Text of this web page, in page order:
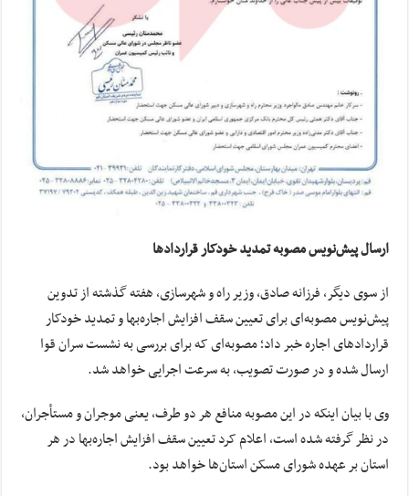
ارسال پیش‌نویس مصوبه تمدید خودکار قراردادها
از سوی دیگر، فرزانه صادق، وزیر راه و شهرسازی، هفته گذشته از تدوین
پیش‌نویس مصوبه‌ای برای تعیین سقف افزایش اجاره‌بها و تمدید خودکار
قراردادهای اجاره خبر داد؛ مصوبه‌ای که برای بررسی به نشست سران قوا
ارسال شده و در صورت تصویب، به سرعت اجرایی خواهد شد.
وی با بیان اینکه در این مصوبه منافع هر دو طرف، یعنی موجران و مستأجران،
در نظر گرفته شده است، اعلام کرد تعیین سقف افزایش اجاره‌بها در هر
استان بر عهده شورای مسکن استان‌ها خواهد بود.